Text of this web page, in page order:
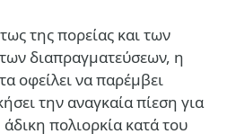
της πορείας και των
διαπραγματεύσεων, η
οφείλει να παρέμβει
την αναγκαία πίεση για
άδικη πολιορκία κατά του